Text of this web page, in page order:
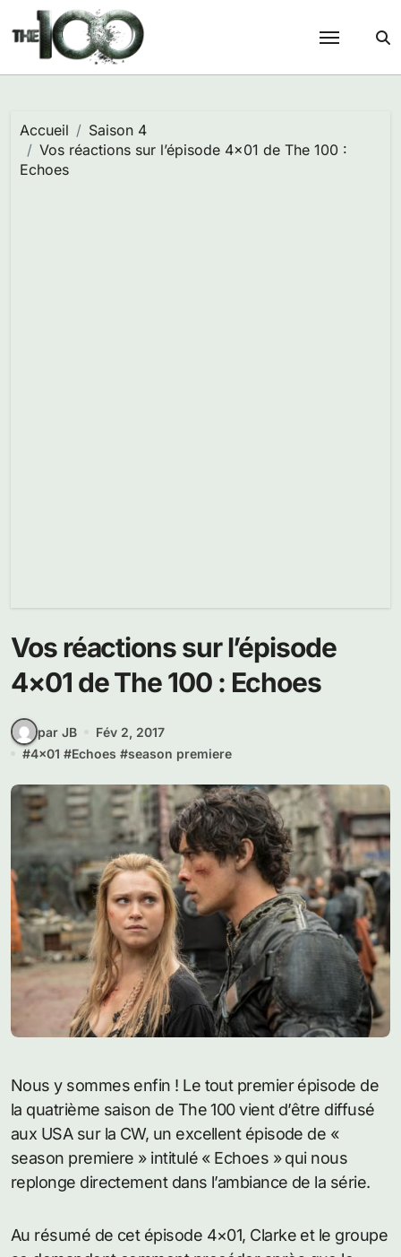
Passer
au
contenu
Accueil
Saison 4
Vos réactions sur l’épisode 4×01 de The 100 :
Echoes
Vos réactions sur l’épisode
4×01 de The 100 : Echoes
par JB
Fév 2, 2017
#4x01 #Echoes #season premiere
Nous y sommes enfin ! Le tout premier épisode de
la quatrième saison de The 100 vient d’être diffusé
aux USA sur la CW, un excellent épisode de «
season premiere » intitulé « Echoes » qui nous
replonge directement dans l’ambiance de la série.
Au résumé de cet épisode 4×01, Clarke et le groupe